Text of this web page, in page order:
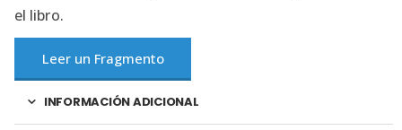
el libro.
Leer un Fragmento
INFORMACIÓN ADICIONAL